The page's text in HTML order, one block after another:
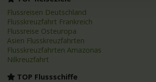
Flussreisen Deutschland
Flusskreuzfahrt Frankreich
Flussreise Osteuropa
Asien Flusskreuzfahrten
Flusskreuzfahrten Amazonas
Nilkreuzfahrt
TOP Flussschiffe